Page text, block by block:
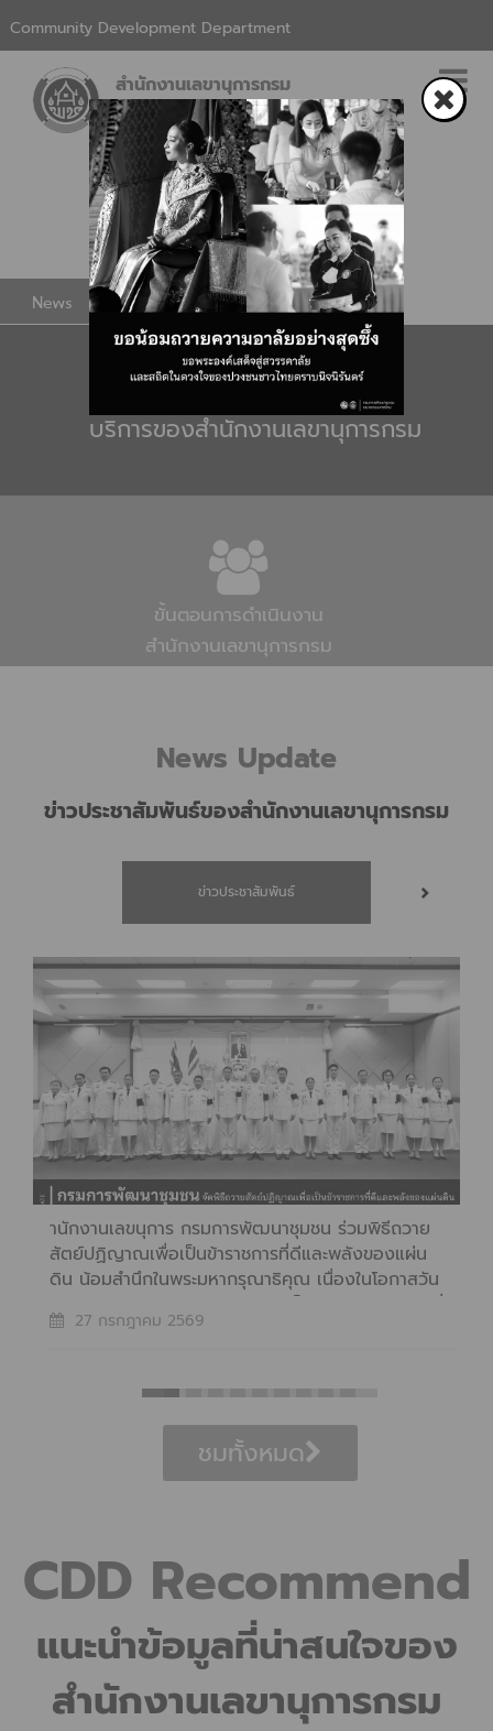
Community Development Department
สำนักงานเลขานุการกรม
News
CDD Service
บริการของสำนักงานเลขานุการกรม
ขั้นตอนการดำเนินงาน
สำนักงานเลขานุการกรม
News Update
ข่าวประชาสัมพันธ์ของสำนักงานเลขานุการกรม
ข่าวประชาสัมพันธ์
ำนักงานเลขนุการ กรมการพัฒนาชุมชน ร่วมพิธีถวาย
สัตย์ปฏิญาณเพื่อเป็นข้าราชการที่ดีและพลังของแผ่น
ดิน น้อมสำนึกในพระมหากรุณาธิคุณ เนื่องในโอกาสวัน
เฉลิมพระชนมพรรษา พระบาทสมเด็จพระเจ้าอยู่หัว วันที่
27 กรกฎาคม 2569 เวลา 09.00 น. ณ ห้องประชุม
27 กรกฎาคม 2569
ชมทั้งหมด
CDD Recommend
แนะนำข้อมูลที่น่าสนใจของ
สำนักงานเลขานุการกรม